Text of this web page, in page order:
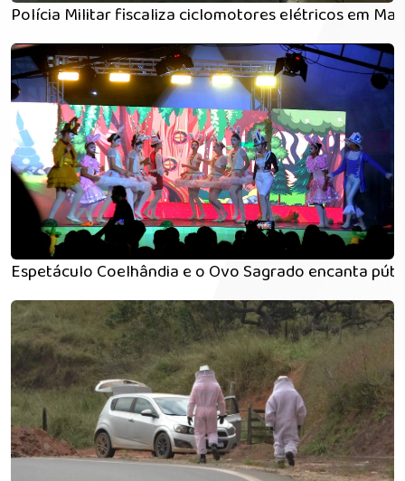
Polícia Militar fiscaliza ciclomotores elétricos em
Espetáculo Coelhândia e o Ovo Sagrado encanta